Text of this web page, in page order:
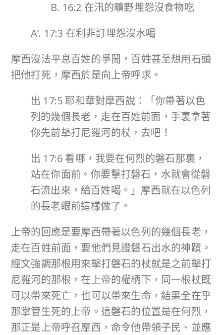
B. 16:2 在汛的曠野埋怨沒食物吃
A’. 17:3 在利非訂埋怨沒水喝
摩西沒法平息百姓的爭鬧，百姓甚至想用石頭
把他打死，摩西於是向上帝呼求。
出 17:5 耶和華對摩西說：「你帶著以色
列的幾個長老，走在百姓前面，手裏拿著
你先前擊打尼羅河的杖，去吧！
出 17:6 看哪，我要在何烈的磐石那裏，
站在你面前。你要擊打磐石，水就會從磐
石流出來，給百姓喝。」摩西就在以色列
的長老眼前這樣做了。
上帝的回應是要摩西帶著以色列的幾個長老，
走在百姓前面，要他們見證磐石出水的神蹟。
經文強調那根用來擊打磐石的杖就是之前擊打
尼羅河的那根，在上帝的權柄下，同一根杖既
可以帶來死亡，也可以帶來生命，結果全在乎
那掌管生死的上帝。這磐石的位置是在何烈，
那正是上帝呼召摩西，命令他帶領子民、並應